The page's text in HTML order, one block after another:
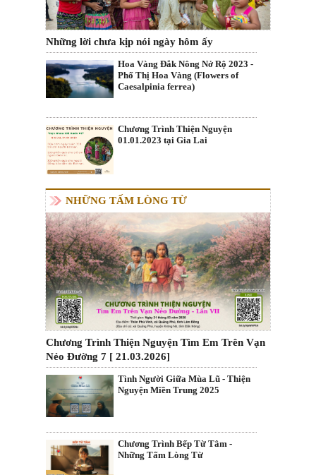
Những lời chưa kịp nói ngày hôm ấy
Hoa Vàng Đắk Nông Nở Rộ 2023 -
Phố Thị Hoa Vàng (Flowers of
Caesalpinia ferrea)
Chương Trình Thiện Nguyện
01.01.2023 tại Gia Lai
NHỮNG TẤM LÒNG TỪ
Chương Trình Thiện Nguyện Tìm Em Trên Vạn
Nẻo Đường 7 [ 21.03.2026]
Tình Người Giữa Mùa Lũ - Thiện
Nguyện Miền Trung 2025
Chương Trình Bếp Từ Tâm -
Những Tấm Lòng Từ